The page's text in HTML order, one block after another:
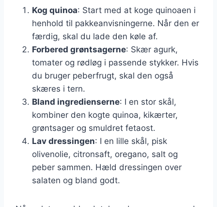
Kog quinoa: Start med at koge quinoaen i
henhold til pakkeanvisningerne. Når den er
færdig, skal du lade den køle af.
Forbered grøntsagerne: Skær agurk,
tomater og rødløg i passende stykker. Hvis
du bruger peberfrugt, skal den også
skæres i tern.
Bland ingredienserne: I en stor skål,
kombiner den kogte quinoa, kikærter,
grøntsager og smuldret fetaost.
Lav dressingen: I en lille skål, pisk
olivenolie, citronsaft, oregano, salt og
peber sammen. Hæld dressingen over
salaten og bland godt.